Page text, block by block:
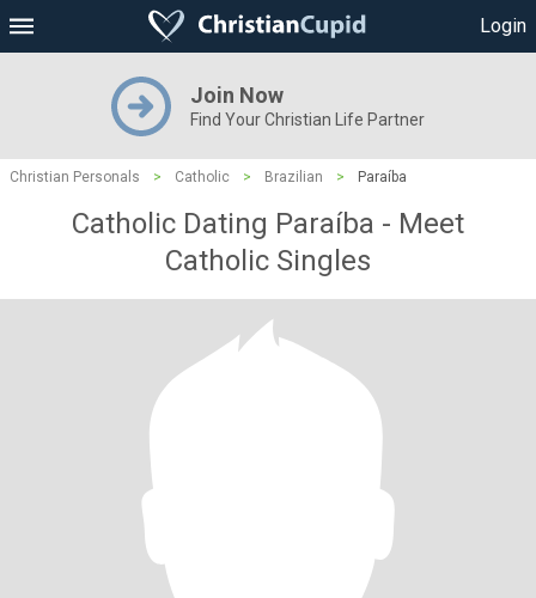
Login
Join Now
Find Your Christian Life Partner
Christian Personals > Catholic > Brazilian > Paraíba
Catholic Dating Paraíba - Meet
Catholic Singles